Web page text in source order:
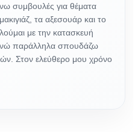
συμβουλές για θέματα
τα αξεσουάρ και το
με την κατασκευή
παράλληλα σπουδάζω
Στον ελεύθερο μου χρόνο